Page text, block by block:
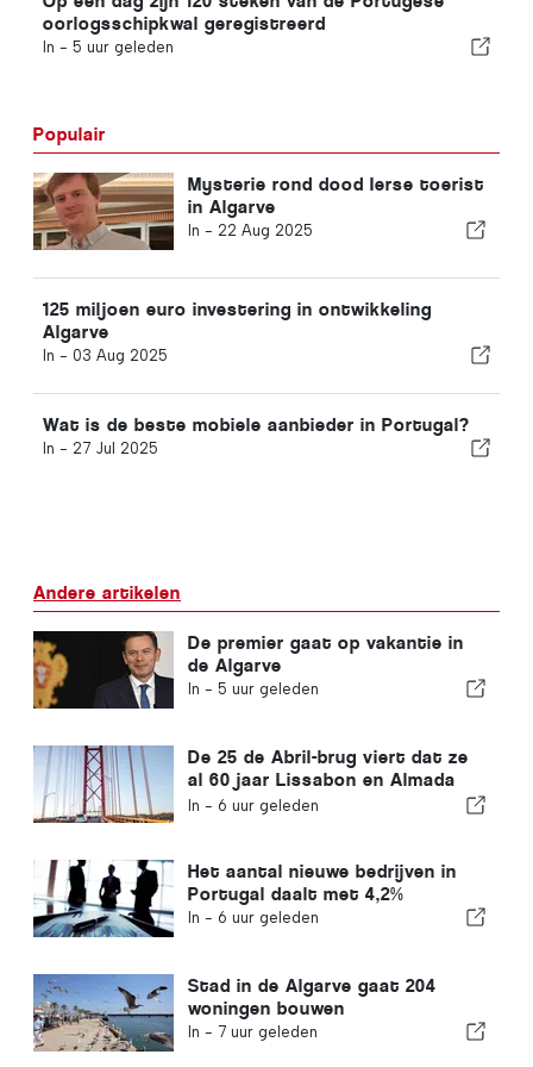
oorlogsschipkwal geregistreerd
In - 5 uur geleden
Populair
Mysterie rond dood Ierse toerist
in Algarve
In - 22 Aug 2025
125 miljoen euro investering in ontwikkeling
Algarve
In - 03 Aug 2025
Wat is de beste mobiele aanbieder in Portugal?
In - 27 Jul 2025
Andere artikelen
De premier gaat op vakantie in
de Algarve
In - 5 uur geleden
De 25 de Abril-brug viert dat ze
al 60 jaar Lissabon en Almada
met elkaar verbindt
In - 6 uur geleden
Het aantal nieuwe bedrijven in
Portugal daalt met 4,2%
In - 6 uur geleden
Stad in de Algarve gaat 204
woningen bouwen
In - 7 uur geleden